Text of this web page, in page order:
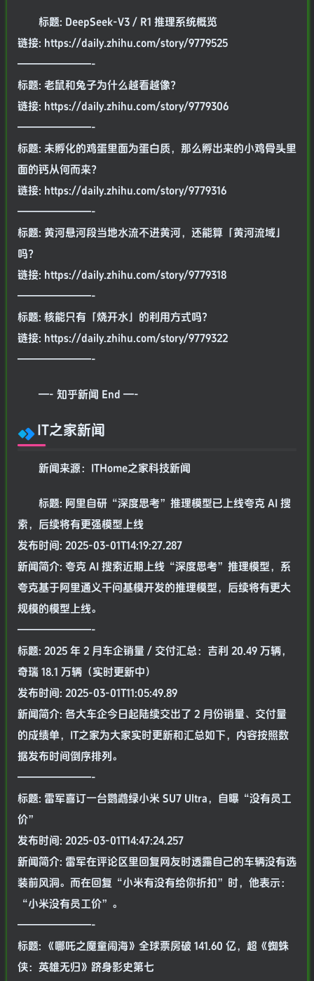
标题: DeepSeek-V3 / R1 推理系统概览
链接: https://daily.zhihu.com/story/9779525
———————-
标题: 老鼠和兔子为什么越看越像？
链接: https://daily.zhihu.com/story/9779306
———————-
标题: 未孵化的鸡蛋里面为蛋白质，那么孵出来的小鸡骨头里
面的钙从何而来？
链接: https://daily.zhihu.com/story/9779316
———————-
标题: 黄河悬河段当地水流不进黄河，还能算「黄河流域」
吗？
链接: https://daily.zhihu.com/story/9779318
———————-
标题: 核能只有「烧开水」的利用方式吗?
链接: https://daily.zhihu.com/story/9779322
———————-
—- 知乎新闻 End —-
IT之家新闻
新闻来源：ITHome之家科技新闻
标题: 阿里自研“深度思考”推理模型已上线夸克 AI 搜
索，后续将有更强模型上线
发布时间: 2025-03-01T14:19:27.287
新闻简介: 夸克 AI 搜索近期上线“深度思考”推理模型，系
夸克基于阿里通义千问基模开发的推理模型，后续将有更大
规模的模型上线。
———————-
标题: 2025 年 2 月车企销量 / 交付汇总：吉利 20.49 万辆，
奇瑞 18.1 万辆（实时更新中）
发布时间: 2025-03-01T11:05:49.89
新闻简介: 各大车企今日起陆续交出了 2 月份销量、交付量
的成绩单，IT之家为大家实时更新和汇总如下，内容按照数
据发布时间倒序排列。
———————-
标题: 雷军喜订一台鹦鹉绿小米 SU7 Ultra，自曝“没有员工
价”
发布时间: 2025-03-01T14:47:24.257
新闻简介: 雷军在评论区里回复网友时透露自己的车辆没有选
装前风洞。而在回复“小米有没有给你折扣”时，他表示：
“小米没有员工价”。
———————-
标题: 《哪吒之魔童闹海》全球票房破 141.60 亿，超《蜘蛛
侠：英雄无归》跻身影史第七